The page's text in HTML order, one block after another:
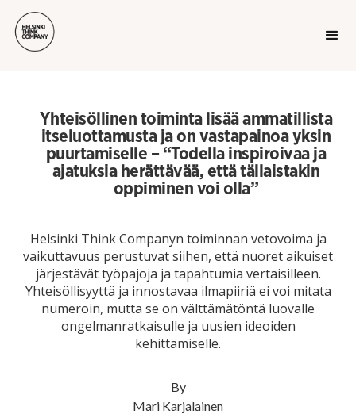
Yhteisöllinen toiminta lisää ammatillista
itseluottamusta ja on vastapainoa yksin
puurtamiselle – “Todella inspiroivaa ja
ajatuksia herättävää, että tällaistakin
oppiminen voi olla”
Helsinki Think Companyn toiminnan vetovoima ja
vaikuttavuus perustuvat siihen, että nuoret aikuiset
järjestävät työpajoja ja tapahtumia vertaisilleen.
Yhteisöllisyyttä ja innostavaa ilmapiiriä ei voi mitata
numeroin, mutta se on välttämätöntä luovalle
ongelmanratkaisulle ja uusien ideoiden
kehittämiselle.
By
Mari Karjalainen